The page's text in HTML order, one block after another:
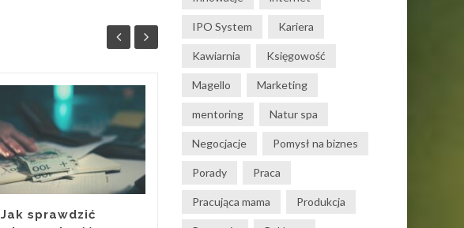
Jak sprawdzić
30
KWI
dokumentów – jak to
działa w praktyce?
Obieg dokumentacji w firmie
segregatorach i „ustnych
IPO System Kariera
Kawiarnia Księgowość
Magello Marketing
mentoring Natur spa
Negocjacje Pomysł na biznes
Porady Praca
Pracująca mama Produkcja